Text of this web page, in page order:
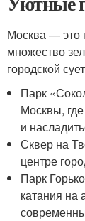
Москва — это
множество
городской
Парк
Москвы,
и
Сквер на
центре
Парк
катания на